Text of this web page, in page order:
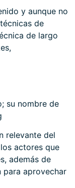
y aunque no
de
de largo
relevante del
actores que
además de
para aprovechar